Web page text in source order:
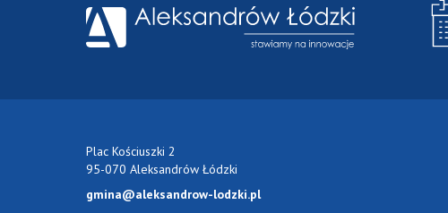
Plac Kościuszki 2
95-070 Aleksandrów Łódzki
gmina@aleksandrow-lodzki.pl